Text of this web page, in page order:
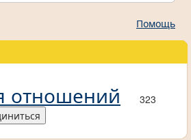
Помощь
отношений
323